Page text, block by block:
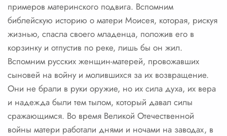
примеров материнского подвига. Вспомним
библейскую историю о матери Моисея, которая, рискуя
жизнью, спасла своего младенца, положив его в
корзинку и отпустив по реке, лишь бы он жил.
Вспомним русских женщин-матерей, провожавших
сыновей на войну и молившихся за их возвращение.
Они не брали в руки оружие, но их сила духа, их вера
и надежда были тем тылом, который давал силы
сражающимся. Во время Великой Отечественной
войны матери работали днями и ночами на заводах, в